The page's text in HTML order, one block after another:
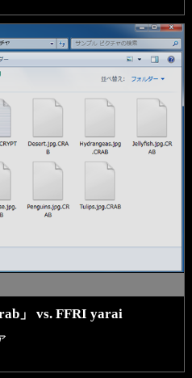
」 vs. FFRI yarai